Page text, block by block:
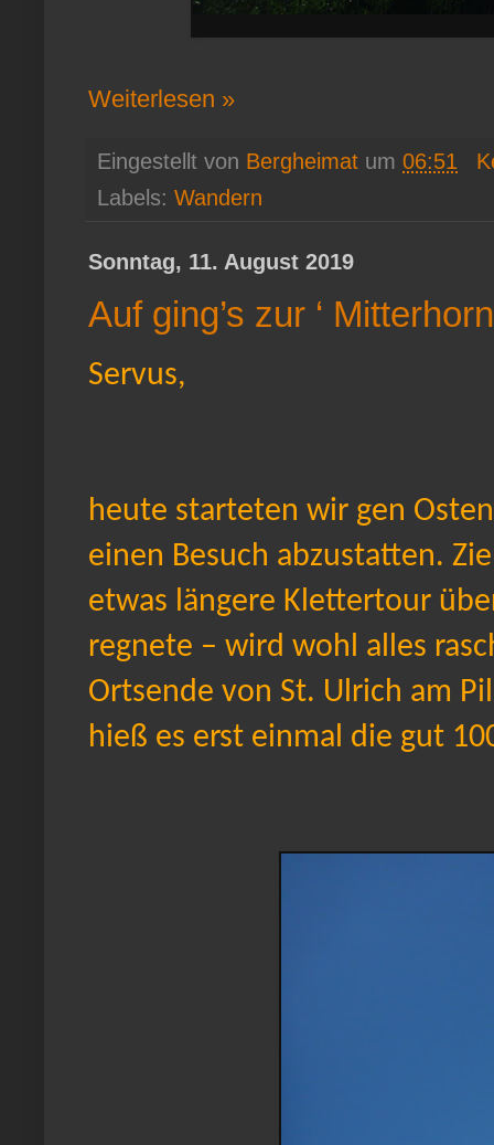
Weiterlesen »
Eingestellt von Bergheimat um 06:51
Labels: Wandern
Sonntag, 11. August 2019
Auf ging’s zur ‘
Servus,
heute starteten wir gen
einen Besuch abzustatten.
etwas längere Klettertour
regnete – wird wohl alles
Ortsende von St. Ulrich am
hieß es erst einmal die gut